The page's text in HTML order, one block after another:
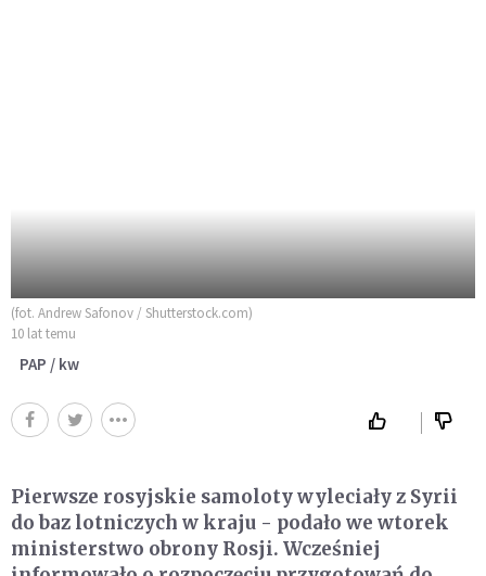
(fot. Andrew Safonov / Shutterstock.com)
10 lat temu
PAP / kw
Pierwsze rosyjskie samoloty wyleciały z Syrii
do baz lotniczych w kraju - podało we wtorek
ministerstwo obrony Rosji. Wcześniej